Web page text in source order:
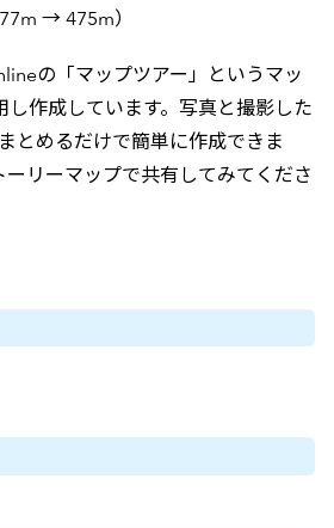
→ 475m）
の「マップツアー」というマッ
し作成しています。写真と撮影した
とめるだけで簡単に作成できま
ーリーマップで共有してみてくださ